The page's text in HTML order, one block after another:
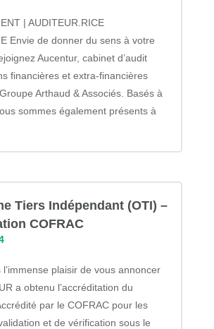
| AUDITEUR.RICE
Envie de donner du sens à votre
Aucentur, cabinet d’audit
financières et extra-financières
Arthaud & Associés. Basés à
sommes également présents à
Tiers Indépendant (OTI) –
COFRAC
l’immense plaisir de vous annoncer
a obtenu l’accréditation du
par le COFRAC pour les
et de vérification sous le